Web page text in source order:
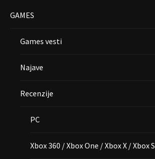
GAMES
Games vesti
Najave
Recenzije
PC
Xbox 360 / Xbox One / Xbox X / Xbox S